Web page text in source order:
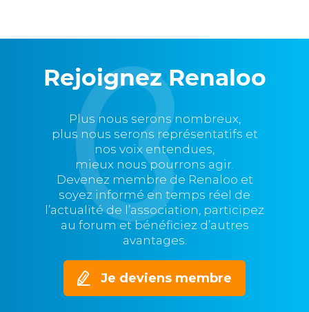
Rejoignez Renaloo
Plus nous serons nombreux,
plus nous serons représentatifs et
nos voix entendues,
mieux nous pourrons agir.
Devenez membre de Renaloo et
soyez informé en temps réel de
l’actualité de l’association, participez
au forum et bénéficiez d’autres
avantages.
Je deviens membre